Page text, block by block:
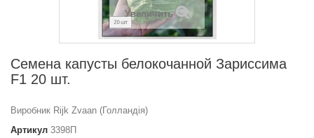
Увеличить
Семена капусты белокочанной Зариссима
F1 20 шт.
Виробник Rijk Zvaan (Голландія)
Артикул 3398П